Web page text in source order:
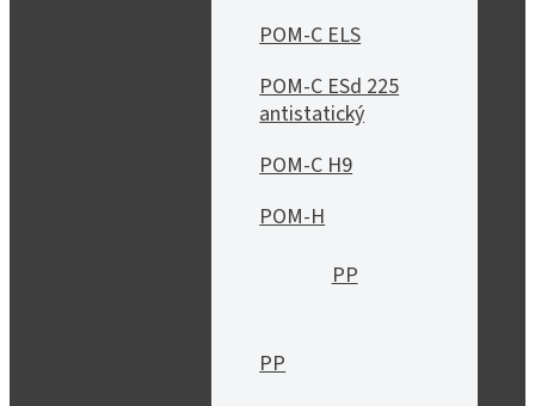
POM-C ELS
POM-C ESd 225
antistatický
POM-C H9
POM-H
PP
PP